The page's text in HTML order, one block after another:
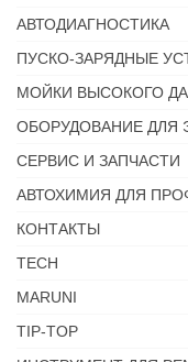
АВТОДИАГНОСТИКА
ПУСКО-ЗАРЯДНЫЕ
МОЙКИ ВЫСОКОГО
ОБОРУДОВАНИЕ ДЛЯ
СЕРВИС И ЗАПЧАСТИ
АВТОХИМИЯ ДЛЯ
КОНТАКТЫ
TECH
MARUNI
TIP-TOP